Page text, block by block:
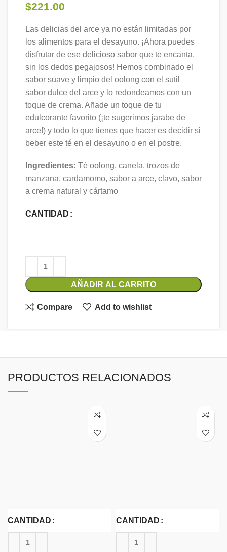
$221.00
Las delicias del arce ya no están limitadas por
los alimentos para el desayuno. ¡Ahora puedes
disfrutar de ese delicioso sabor que te encanta,
sin los dedos pegajosos! Hemos combinado el
sabor suave y limpio del oolong con el sutil
sabor dulce del arce y lo redondeamos con un
toque de crema. Añade un toque de tu
edulcorante favorito (¡te sugerimos jarabe de
arce!) y todo lo que tienes que hacer es decidir si
beber este té en el desayuno o en el postre.
Ingredientes: Té oolong, canela, trozos de
manzana, cardamomo, sabor a arce, clavo, sabor
a crema natural y cártamo
CANTIDAD
AÑADIR AL CARRITO
Compare Add to wishlist
PRODUCTOS RELACIONADOS
CANTIDAD CANTIDAD